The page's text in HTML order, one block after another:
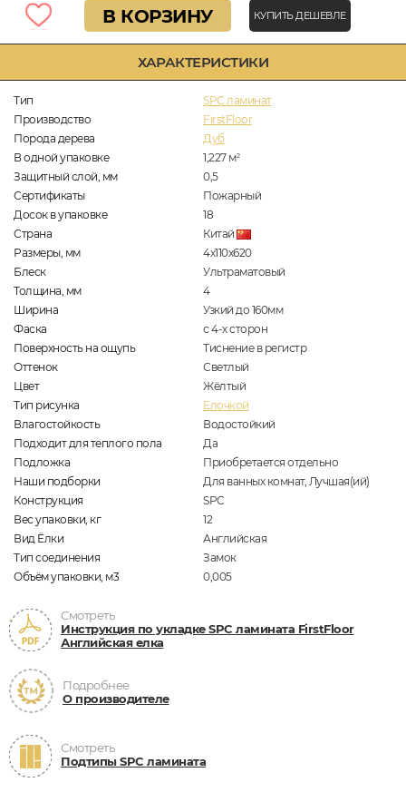
ХАРАКТЕРИСТИКИ
Тип
SPC ламинат
Производство
FirstFloor
Порода дерева
Дуб
В одной упаковке
1,227 м2
Защитный слой, мм
0,5
Сертификаты
Пожарный
Досок в упаковке
18
Страна
Китай
Размеры, мм
4х110х620
Блеск
Ультраматовый
Толщина, мм
4
Ширина
Узкий до 160мм
Фаска
с 4-х сторон
Поверхность на ощупь
Тиснение в регистр
Оттенок
Светлый
Цвет
Жёлтый
Тип рисунка
Елочкой
Влагостойкость
Водостойкий
Подходит для теплого пола
Да
Подложка
Приобретается отдельно
Наши подборки
Для ванных комнат, Лучшая(ий)
Конструкция
SPC
Вес упаковки, кг
12
Вид Ёлки
Английская
Тип соединения
Замок
Объём упаковки, м3
0,005
Смотреть
Инструкция по укладке SPC ламината FirstFloor
Английская елка
Подробнее
О производителе
Смотреть
Подтипы SPC ламината
В КОРЗИНУ КУПИТЬ ДЕШЕВЛЕ